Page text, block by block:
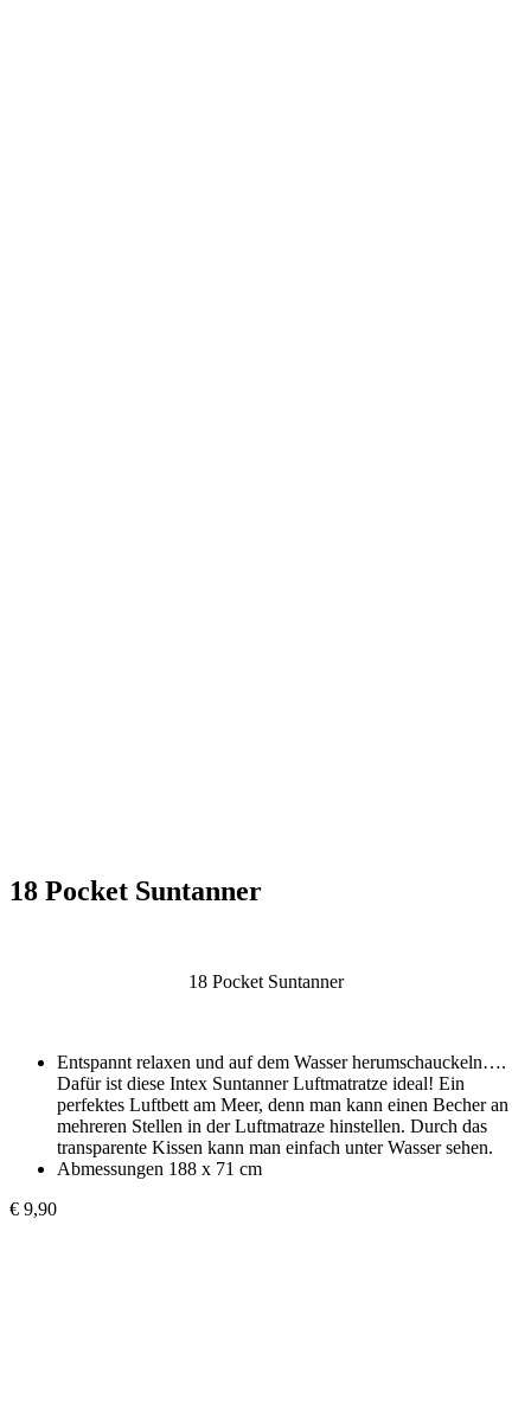
18 Pocket Suntanner
18 Pocket Suntanner
Entspannt relaxen und auf dem Wasser herumschauckeln….
Dafür ist diese Intex Suntanner Luftmatratze ideal! Ein
perfektes Luftbett am Meer, denn man kann einen Becher an
mehreren Stellen in der Luftmatraze hinstellen. Durch das
transparente Kissen kann man einfach unter Wasser sehen.
Abmessungen 188 x 71 cm
€ 9,90